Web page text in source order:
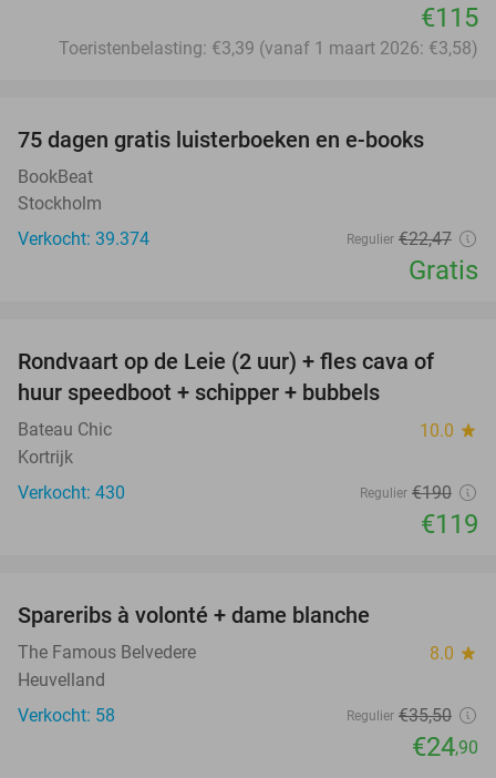
€115
Toeristenbelasting: €3,39 (vanaf 1 maart 2026: €3,58)
75 dagen gratis luisterboeken en e-books
BookBeat
Stockholm
Verkocht: 39.374
Regulier €22,47
Gratis
37%
Rondvaart op de Leie (2 uur) + fles cava of
huur speedboot + schipper + bubbels
Bateau Chic 10.0 star
Kortrijk
Verkocht: 430
Regulier €190
€119
Spareribs à volonté + dame blanche
The Famous Belvedere 8.0 star
Heuvelland
Verkocht: 58
Regulier €35,50
€24,90